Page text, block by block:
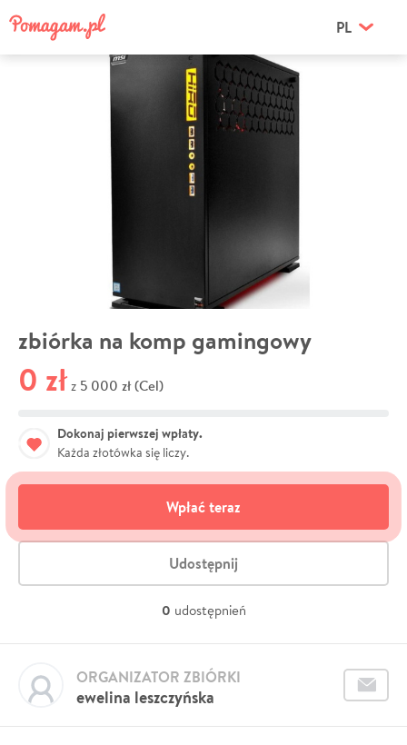
PL
zbiórka na komp gamingowy
0 zł z 5 000 zł (Cel)
Dokonaj pierwszej wpłaty.
Każda złotówka się liczy.
Wpłać teraz
Udostępnij
0 udostępnień
ewelina leszczyńska
ORGANIZATOR ZBIÓRKI